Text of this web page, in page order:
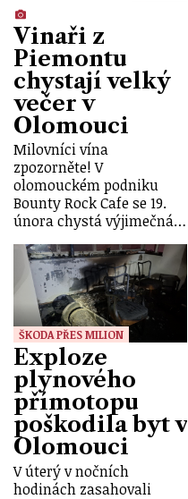
Vinaři z
Piemontu
chystají velký
večer v
Olomouci
Milovníci vína
zpozorněte! V
olomouckém podniku
Bounty Rock Cafe se 19.
února chystá výjimečná…
ŠKODA PŘES MILION
Exploze
plynového
přímotopu
poškodila byt v
Olomouci
V úterý v nočních
hodinách zasahovali